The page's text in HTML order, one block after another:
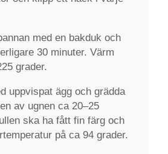
med en bakduk och
30 minuter. Värm
grader.
uppvispat ägg och grädda
av ugnen ca 20–25
ska ha fått fin färg och
på ca 94 grader.